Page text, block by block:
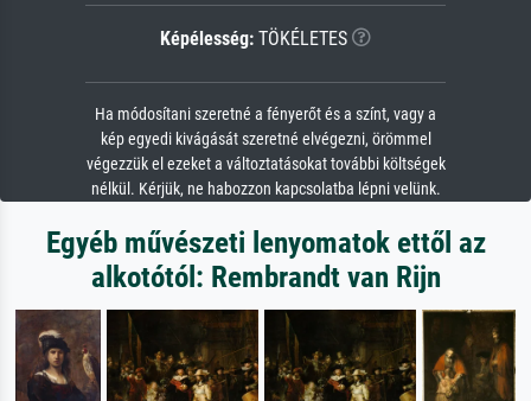
Képélesség: TÖKÉLETES
Ha módosítani szeretné a fényerőt és a színt, vagy a
kép egyedi kivágását szeretné elvégezni, örömmel
végezzük el ezeket a változtatásokat további költségek
nélkül. Kérjük, ne habozzon kapcsolatba lépni velünk.
Egyéb művészeti lenyomatok ettől az
alkotótól: Rembrandt van Rijn